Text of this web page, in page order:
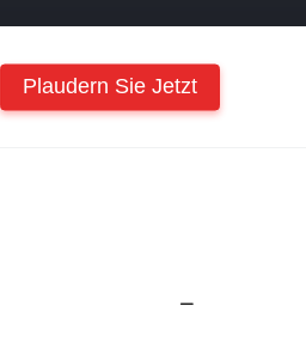
Plaudern Sie Jetzt